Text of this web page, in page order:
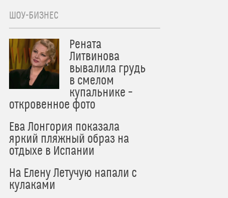
ШОУ-БИЗНЕС
Рената
Литвинова
вывалила грудь
в смелом
купальнике –
откровенное фото
Ева Лонгория показала
яркий пляжный образ на
отдыхе в Испании
На Елену Летучую напали с
кулаками